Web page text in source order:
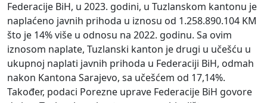
Federacije BiH, u 2023. godini, u Tuzlanskom kantonu je
naplaćeno javnih prihoda u iznosu od 1.258.890.104 KM
što je 14% više u odnosu na 2022. godinu. Sa ovim
iznosom naplate, Tuzlanski kanton je drugi u učešću u
ukupnoj naplati javnih prihoda u Federaciji BiH, odmah
nakon Kantona Sarajevo, sa učešćem od 17,14%.
Također, podaci Porezne uprave Federacije BiH govore